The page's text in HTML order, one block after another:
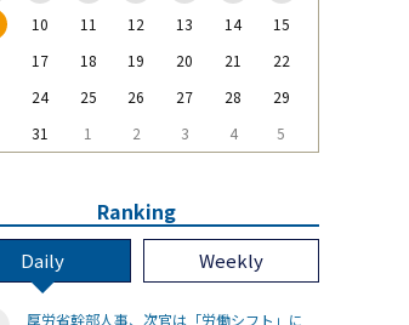
10 11 12 13 14
15
17 18 19 20 21
22
24 25 26 27 28
29
31 1 2 3 4 5
Ranking
Daily Weekly
厚労省幹部人事、次官は「労働シフト」に